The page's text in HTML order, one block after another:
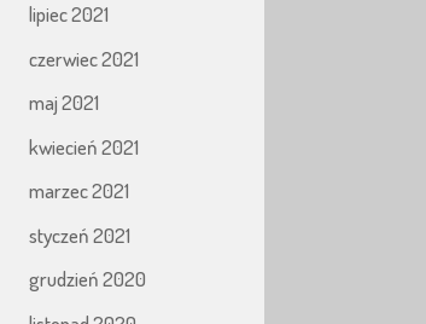
lipiec 2021
czerwiec 2021
maj 2021
kwiecień 2021
marzec 2021
styczeń 2021
grudzień 2020